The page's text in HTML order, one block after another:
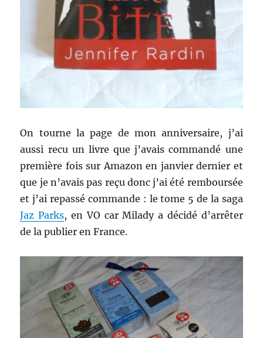
On tourne la page de mon anniversaire, j’ai
aussi recu un livre que j’avais commandé une
première fois sur Amazon en janvier dernier et
que je n’avais pas reçu donc j’ai été remboursée
et j’ai repassé commande : le tome 5 de la saga
Jaz Parks, en VO car Milady a décidé d’arrêter
de la publier en France.